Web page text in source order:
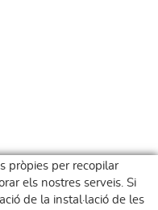
pròpies per recopilar
els nostres serveis. Si
de la instal·lació de les